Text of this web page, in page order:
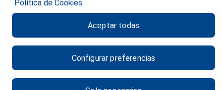
POLITICA DE PRIVACIDAD
AVISO LEGAL
POLITICA DE COOKIES
Política de Cookies.
Configurar preferencias
Aceptar todas